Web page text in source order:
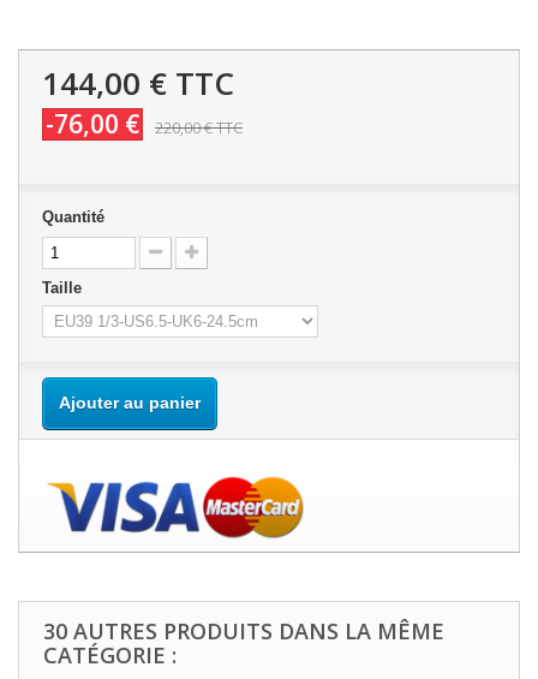
144,00 € TTC
-76,00 € 220,00 €TTC
Quantité
Taille
Ajouter au panier
30 AUTRES PRODUITS DANS LA MÊME
CATÉGORIE :